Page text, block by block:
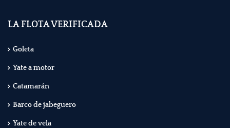
LA FLOTA VERIFICADA
Goleta
Yate a motor
Catamarán
Barco de jabeguero
Yate de vela